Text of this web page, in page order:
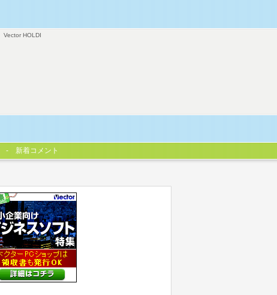
Vector HOLDI
新着コメント